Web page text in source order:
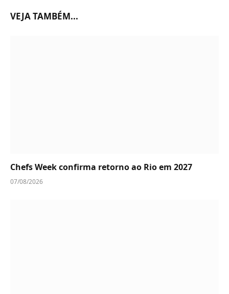
VEJA TAMBÉM...
Chefs Week confirma retorno ao Rio em 2027
07/08/2026